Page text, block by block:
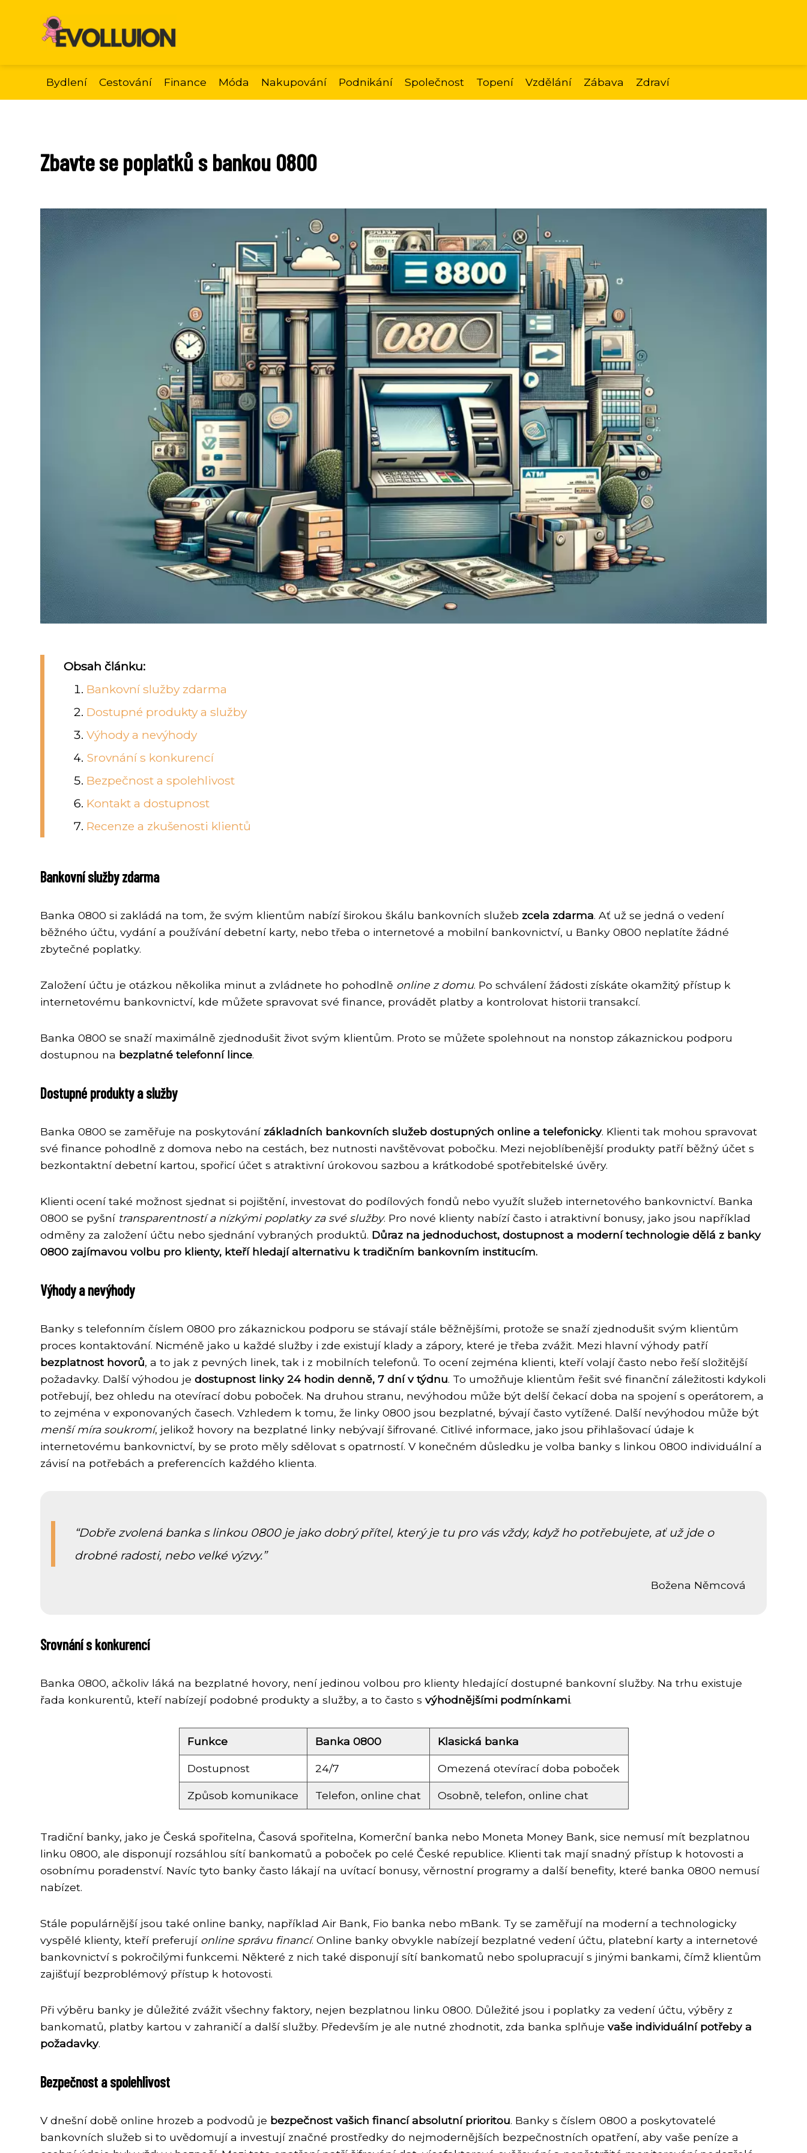
Bydlení Cestování Finance Móda Nakupování Podnikání Společnost Topení Vzdělání Zábava Zdraví
Zbavte se poplatků s bankou 0800
Obsah článku:
Bankovní služby zdarma
Dostupné produkty a služby
Výhody a nevýhody
Srovnání s konkurencí
Bezpečnost a spolehlivost
Kontakt a dostupnost
Recenze a zkušenosti klientů
Bankovní služby zdarma
Banka 0800 si zakládá na tom, že svým klientům nabízí širokou škálu bankovních služeb zcela zdarma. Ať už se jedná o vedení
běžného účtu, vydání a používání debetní karty, nebo třeba o internetové a mobilní bankovnictví, u Banky 0800 neplatíte žádné
zbytečné poplatky.
Založení účtu je otázkou několika minut a zvládnete ho pohodlně online z domu. Po schválení žádosti získáte okamžitý přístup k
internetovému bankovnictví, kde můžete spravovat své finance, provádět platby a kontrolovat historii transakcí.
Banka 0800 se snaží maximálně zjednodušit život svým klientům. Proto se můžete spolehnout na nonstop zákaznickou podporu
dostupnou na bezplatné telefonní lince.
Dostupné produkty a služby
Banka 0800 se zaměřuje na poskytování základních bankovních služeb dostupných online a telefonicky. Klienti tak mohou spravovat
své finance pohodlně z domova nebo na cestách, bez nutnosti navštěvovat pobočku. Mezi nejoblíbenější produkty patří běžný účet s
bezkontaktní debetní kartou, spořicí účet s atraktivní úrokovou sazbou a krátkodobé spotřebitelské úvěry.
Klienti ocení také možnost sjednat si pojištění, investovat do podílových fondů nebo využít služeb internetového bankovnictví. Banka
0800 se pyšní transparentností a nízkými poplatky za své služby. Pro nové klienty nabízí často i atraktivní bonusy, jako jsou například
odměny za založení účtu nebo sjednání vybraných produktů. Důraz na jednoduchost, dostupnost a moderní technologie dělá z banky
0800 zajímavou volbu pro klienty, kteří hledají alternativu k tradičním bankovním institucím.
Výhody a nevýhody
Banky s telefonním číslem 0800 pro zákaznickou podporu se stávají stále běžnějšími, protože se snaží zjednodušit svým klientům
proces kontaktování. Nicméně jako u každé služby i zde existují klady a zápory, které je třeba zvážit. Mezi hlavní výhody patří
bezplatnost hovorů, a to jak z pevných linek, tak i z mobilních telefonů. To ocení zejména klienti, kteří volají často nebo řeší složitější
požadavky. Další výhodou je dostupnost linky 24 hodin denně, 7 dní v týdnu. To umožňuje klientům řešit své finanční záležitosti kdykoli
potřebují, bez ohledu na otevírací dobu poboček. Na druhou stranu, nevýhodou může být delší čekací doba na spojení s operátorem, a
to zejména v exponovaných časech. Vzhledem k tomu, že linky 0800 jsou bezplatné, bývají často vytížené. Další nevýhodou může být
menší míra soukromí, jelikož hovory na bezplatné linky nebývají šifrované. Citlivé informace, jako jsou přihlašovací údaje k
internetovému bankovnictví, by se proto měly sdělovat s opatrností. V konečném důsledku je volba banky s linkou 0800 individuální a
závisí na potřebách a preferencích každého klienta.
Dobře zvolená banka s linkou 0800 je jako dobrý přítel, který je tu pro vás vždy, když ho potřebujete, ať už jde o
drobné radosti, nebo velké výzvy.
Božena Němcová
Srovnání s konkurencí
Banka 0800, ačkoliv láká na bezplatné hovory, není jedinou volbou pro klienty hledající dostupné bankovní služby. Na trhu existuje
řada konkurentů, kteří nabízejí podobné produkty a služby, a to často s výhodnějšími podmínkami.
Funkce Banka 0800 Klasická banka
Dostupnost 24/7 Omezená otevírací doba poboček
Způsob komunikace Telefon, online chat Osobně, telefon, online chat
Tradiční banky, jako je Česká spořitelna, Časová spořitelna, Komerční banka nebo Moneta Money Bank, sice nemusí mít bezplatnou
linku 0800, ale disponují rozsáhlou sítí bankomatů a poboček po celé České republice. Klienti tak mají snadný přístup k hotovosti a
osobnímu poradenství. Navíc tyto banky často lákají na uvítací bonusy, věrnostní programy a další benefity, které banka 0800 nemusí
nabízet.
Stále populárnější jsou také online banky, například Air Bank, Fio banka nebo mBank. Ty se zaměřují na moderní a technologicky
vyspělé klienty, kteří preferují online správu financí. Online banky obvykle nabízejí bezplatné vedení účtu, platební karty a internetové
bankovnictví s pokročilými funkcemi. Některé z nich také disponují sítí bankomatů nebo spolupracují s jinými bankami, čímž klientům
zajišťují bezproblémový přístup k hotovosti.
Při výběru banky je důležité zvážit všechny faktory, nejen bezplatnou linku 0800. Důležité jsou i poplatky za vedení účtu, výběry z
bankomatů, platby kartou v zahraničí a další služby. Především je ale nutné zhodnotit, zda banka splňuje vaše individuální potřeby a
požadavky.
Bezpečnost a spolehlivost
V dnešní době online hrozeb a podvodů je bezpečnost vašich financí absolutní prioritou. Banky s číslem 0800 a poskytovatelé
bankovních služeb si to uvědomují a investují značné prostředky do nejmodernějších bezpečnostních opatření, aby vaše peníze a